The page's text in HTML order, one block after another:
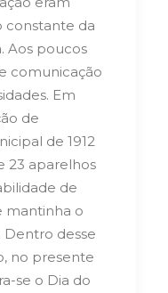
constante da
Aos poucos
comunicação
Em
de
de 1912
23 aparelhos
de
mantinha o
Dentro desse
no presente
se o Dia do